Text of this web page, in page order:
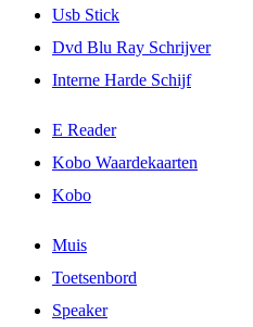
Usb Stick
Dvd Blu Ray Schrijver
Interne Harde Schijf
E Reader
Kobo Waardekaarten
Kobo
Muis
Toetsenbord
Speaker